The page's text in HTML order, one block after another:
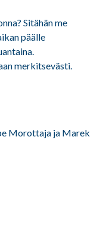
Sitähän me
päälle
merkitsevästi.
Morottaja ja Marek